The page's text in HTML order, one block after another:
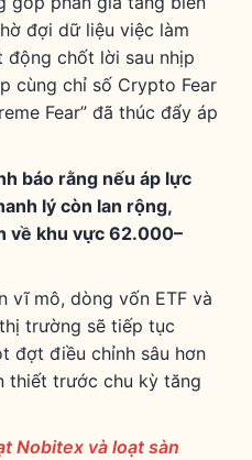
đợi dữ liệu việc làm
chốt lời sau nhịp
cùng chỉ số Crypto Fear
Fear” đã thúc đẩy áp
báo rằng nếu áp lực
lý còn lan rộng,
về khu vực 62.000–
vĩ mô, dòng vốn ETF và
trường sẽ tiếp tục
đợt điều chỉnh sâu hơn
thiết trước chu kỳ tăng
Nobitex và loạt sàn